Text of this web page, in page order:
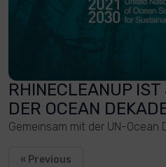
RHINECLEANUP
DER OCEAN
Gemeinsam mit der UN-Ocean
« Previous